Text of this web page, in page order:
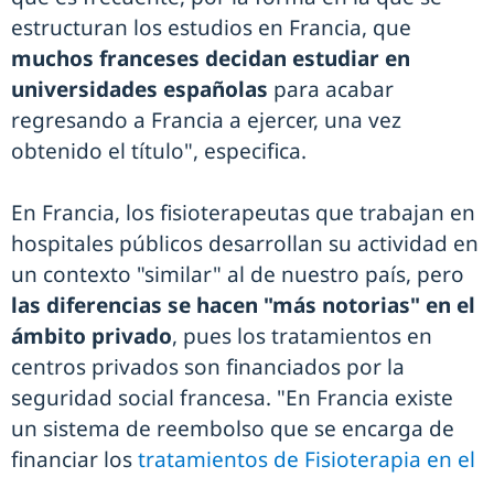
estructuran los estudios en Francia, que
muchos franceses decidan estudiar en
universidades españolas para acabar
regresando a Francia a ejercer, una vez
obtenido el título", especifica.
En Francia, los fisioterapeutas que trabajan en
hospitales públicos desarrollan su actividad en
un contexto "similar" al de nuestro país, pero
las diferencias se hacen "más notorias" en el
ámbito privado, pues los tratamientos en
centros privados son financiados por la
seguridad social francesa. "En Francia existe
un sistema de reembolso que se encarga de
financiar lostratamientos de Fisioterapia en el